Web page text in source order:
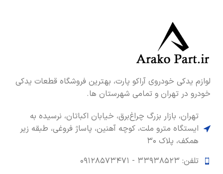
لوازم یدکی خودروی آراکو پارت، بهترین فروشگاه قطعات یدکی
خودرو در تهران و تمامی شهرستان ها.
تهران، بازار بزرگ چراغ‌برق، خیابان اکباتان، نرسیده به
ایستگاه مترو ملت، کوچه آهنین، پاساژ فروغی، طبقه زیر
همکف، پلاک ۳۰
تلفن: ۳۳۹۳۸۵۲۳ -
۰۹۱۲۸۵۷۳۴۷۱